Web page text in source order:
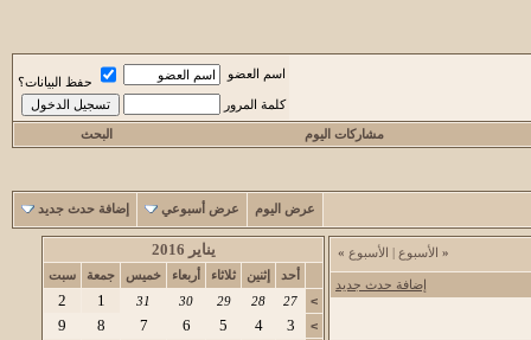
اسم العضو
حفظ البيانات؟
كلمة المرور
مشاركات اليوم البحث
عرض اليوم عرض أسبوعي إضافة حدث جديد
« الأسبوع | الأسبوع »
إضافة حدث جديد
يناير 2016
أحد إثنين ثلاثاء أربعاء خميس جمعة
سبت
>
27
28
29
30
31
1
2
>
3
4
5
6
7
8
9